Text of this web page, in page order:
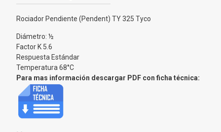
Rociador Pendiente (Pendent) TY 325 Tyco
Diámetro: ½
Factor K 5.6
Respuesta Estándar
Temperatura 68°C
Para mas información descargar PDF con ficha técnica: